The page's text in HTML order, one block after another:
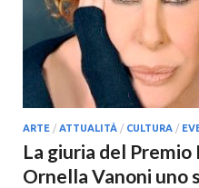
ARTE / ATTUALITÀ / CULTURA /
La giuria del
Ornella Vanoni uno